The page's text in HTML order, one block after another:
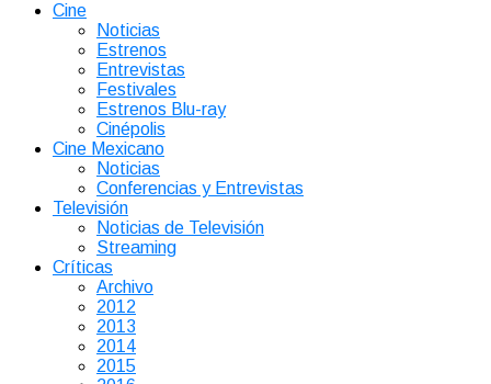
Cine
Noticias
Estrenos
Entrevistas
Festivales
Estrenos Blu-ray
Cinépolis
Cine Mexicano
Noticias
Conferencias y Entrevistas
Televisión
Noticias de Televisión
Streaming
Críticas
Archivo
2012
2013
2014
2015